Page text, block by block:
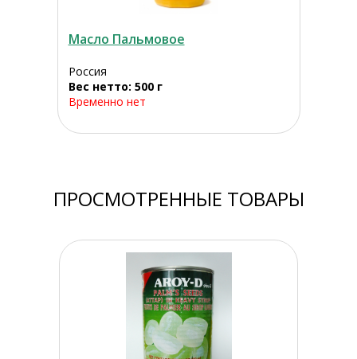
Масло Пальмовое
Россия
Вес нетто: 500 г
Временно нет
ПРОСМОТРЕННЫЕ ТОВАРЫ